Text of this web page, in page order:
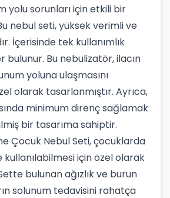
yolu sorunları için etkili bir
nebul seti, yüksek verimli ve
İçerisinde tek kullanımlık
bulunur. Bu nebulizatör, ilacın
yoluna ulaşmasını
olarak tasarlanmıştır. Ayrıca,
minimum direnç sağlamak
bir tasarıma sahiptir.
Çocuk Nebul Seti, çocuklarda
için özel olarak
bulunan ağızlık ve burun
solunum tedavisini rahatça